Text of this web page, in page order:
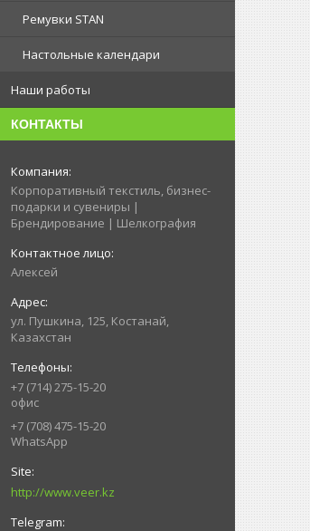
Ремувки STAN
Настольные календари
Наши работы
КОНТАКТЫ
Корпоративный текстиль, бизнес-
подарки и сувениры |
Брендирование | Шелкография
Алексей
ул. Пушкина, 125, Костанай,
Казахстан
+7 (714) 275-15-20
офис
+7 (708) 475-15-20
WhatsApp
http://www.veer.kz